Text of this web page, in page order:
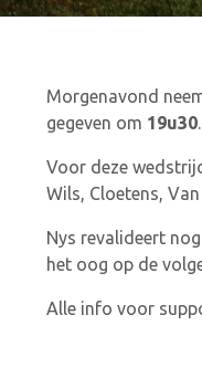
Morgenavond
gegeven om 19u30.
Voor deze
Wils, Cloetens,
Nys revalideert
het oog op de
Alle info voor